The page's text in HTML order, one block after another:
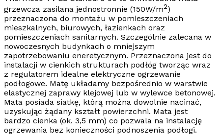
grzewcza zasilana jednostronnie (150W/m2)
przeznaczona do montażu w pomieszczeniach
mieszkalnych, biurowych, łazienkach oraz
pomieszczeniach sanitarnych. Szczególnie zalecana w
nowoczesnych budynkach o mniejszym
zapotrzebowaniu eneretycznym. Przeznaczona jest do
instalacji w cienkich strukturach podłóg tworząc wraz
z regulatorem idealne elektryczne ogrzewanie
podłogowe. Matę układamy bezpośrednio w warstwie
elastycznej zaprawy klejowej lub w wylewce betonowej.
Mata posiada siatkę, którą można dowolnie nacinać,
uzyskując żądany kształt powierzchni. Mata jest
bardzo cienka (ok. 3,5 mm) co pozwala na instalację
ogrzewania bez konieczności podnoszenia podłogi.